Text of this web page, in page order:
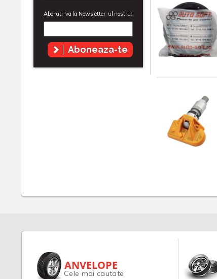
Abonati-va la Newsletter-ul nostru:
Aboneaza-te
ANVELOPE
Cele mai cautate